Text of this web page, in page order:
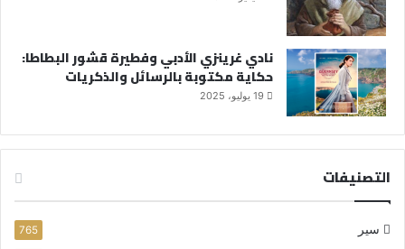
نادي غرينزي الأدبي وفطيرة قشور البطاطا:
حكاية مكتوبة بالرسائل والذكريات
19 يوليو، 2025
التصنيفات
سير 765